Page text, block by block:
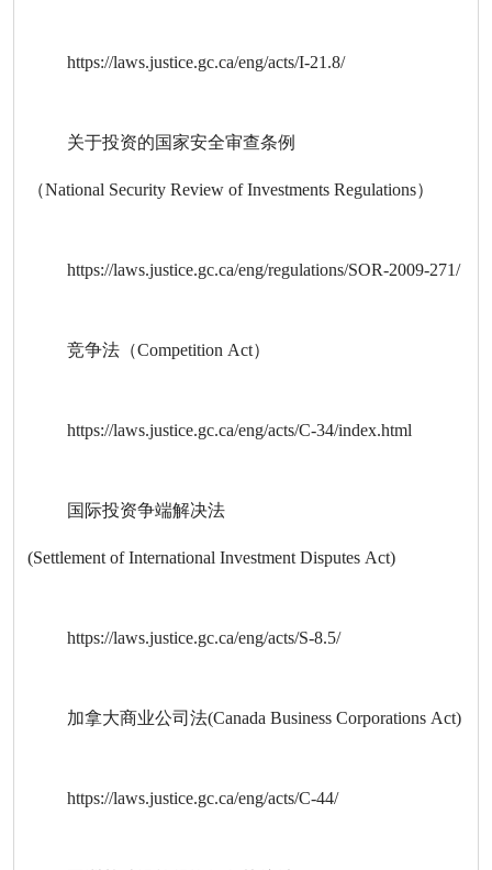
https://laws.justice.gc.ca/eng/acts/I-21.8/
关于投资的国家安全审查条例
（National Security Review of Investments Regulations）
https://laws.justice.gc.ca/eng/regulations/SOR-2009-271/
竞争法（Competition Act）
https://laws.justice.gc.ca/eng/acts/C-34/index.html
国际投资争端解决法
(Settlement of International Investment Disputes Act)
https://laws.justice.gc.ca/eng/acts/S-8.5/
加拿大商业公司法(Canada Business Corporations Act)
https://laws.justice.gc.ca/eng/acts/C-44/